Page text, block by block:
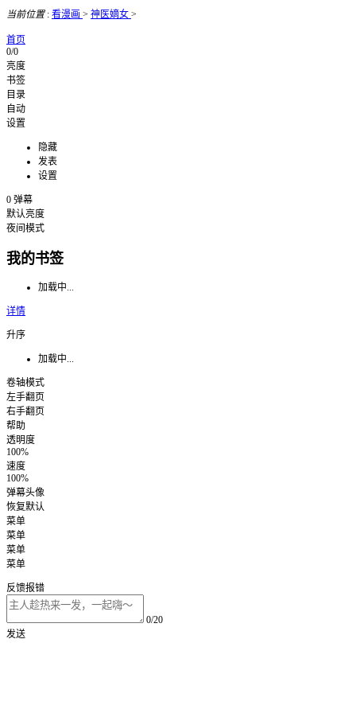
当前位置: 看漫画 > 神医嫡女 >
首页
0/0
亮度
书签
目录
自动
设置
隐藏
发表
设置
0 弹幕
默认亮度
夜间模式
我的书签
加载中...
详情
升序
加载中...
卷轴模式
左手翻页
右手翻页
帮助
透明度
100%
速度
100%
弹幕头像
恢复默认
菜单
菜单
菜单
菜单
反馈报错
0/20
发送